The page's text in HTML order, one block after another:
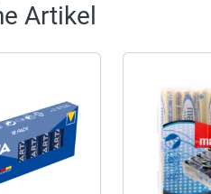
Artikel